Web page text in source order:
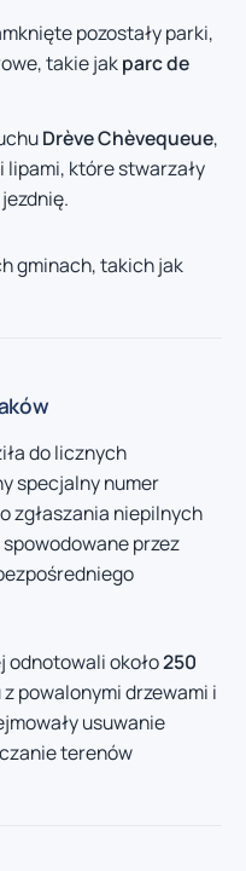
pozostały parki,
takie jakparc de
Drève Chèvequeue,
lipami, które stwarzały
gminach, takich jak
do licznych
specjalny numer
zgłaszania niepilnych
przez
odnotowali około250
powalonymi drzewami i
usuwanie
terenów